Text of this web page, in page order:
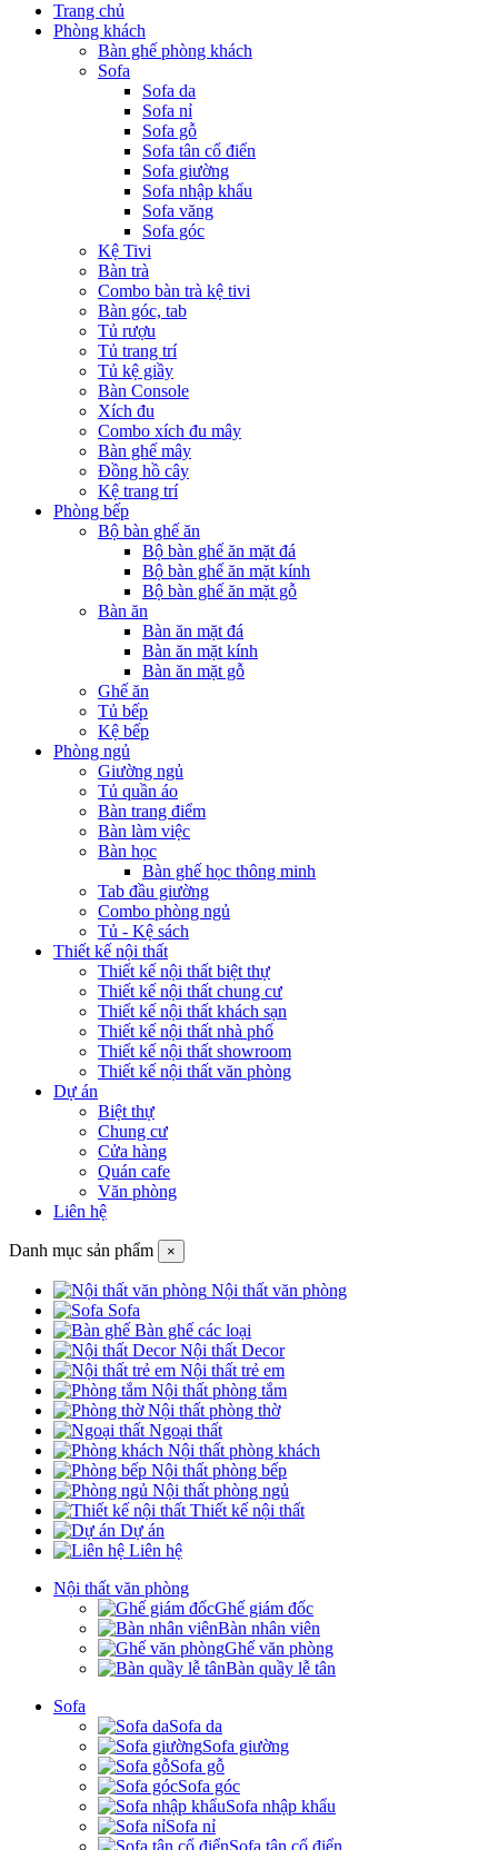
Trang chủ
Phòng khách
Bàn ghế phòng khách
Sofa
Sofa da
Sofa nỉ
Sofa gỗ
Sofa tân cổ điển
Sofa giường
Sofa nhập khẩu
Sofa văng
Sofa góc
Kệ Tivi
Bàn trà
Combo bàn trà kệ tivi
Bàn góc, tab
Tủ rượu
Tủ trang trí
Tủ kệ giầy
Bàn Console
Xích đu
Combo xích đu mây
Bàn ghế mây
Đồng hồ cây
Kệ trang trí
Phòng bếp
Bộ bàn ghế ăn
Bộ bàn ghế ăn mặt đá
Bộ bàn ghế ăn mặt kính
Bộ bàn ghế ăn mặt gỗ
Bàn ăn
Bàn ăn mặt đá
Bàn ăn mặt kính
Bàn ăn mặt gỗ
Ghế ăn
Tủ bếp
Kệ bếp
Phòng ngủ
Giường ngủ
Tủ quần áo
Bàn trang điểm
Bàn làm việc
Bàn học
Bàn ghế học thông minh
Tab đầu giường
Combo phòng ngủ
Tủ - Kệ sách
Thiết kế nội thất
Thiết kế nội thất biệt thự
Thiết kế nội thất chung cư
Thiết kế nội thất khách sạn
Thiết kế nội thất nhà phố
Thiết kế nội thất showroom
Thiết kế nội thất văn phòng
Dự án
Biệt thự
Chung cư
Cửa hàng
Quán cafe
Văn phòng
Liên hệ
Danh mục sản phẩm ×
Nội thất văn phòng
Sofa
Bàn ghế các loại
Nội thất Decor
Nội thất trẻ em
Nội thất phòng tắm
Nội thất phòng thờ
Ngoại thất
Nội thất phòng khách
Nội thất phòng bếp
Nội thất phòng ngủ
Thiết kế nội thất
Dự án
Liên hệ
Nội thất văn phòng
Ghế giám đốc
Bàn nhân viên
Ghế văn phòng
Bàn quầy lễ tân
Sofa
Sofa da
Sofa giường
Sofa gỗ
Sofa góc
Sofa nhập khẩu
Sofa nỉ